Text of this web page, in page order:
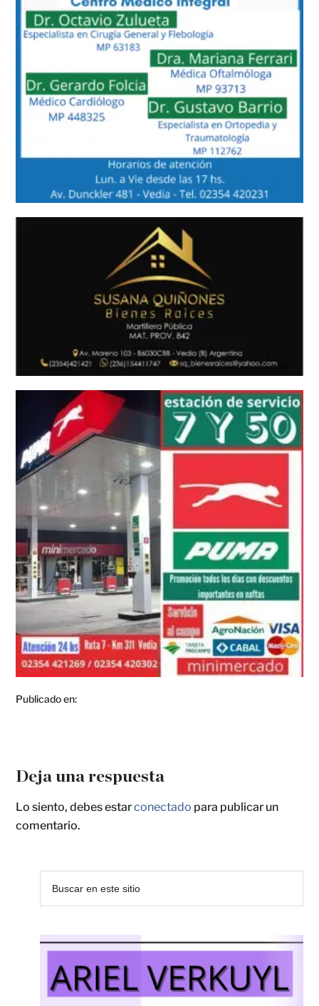
Publicado en:
Deja una respuesta
Lo siento, debes estarconectado para publicar un
comentario.